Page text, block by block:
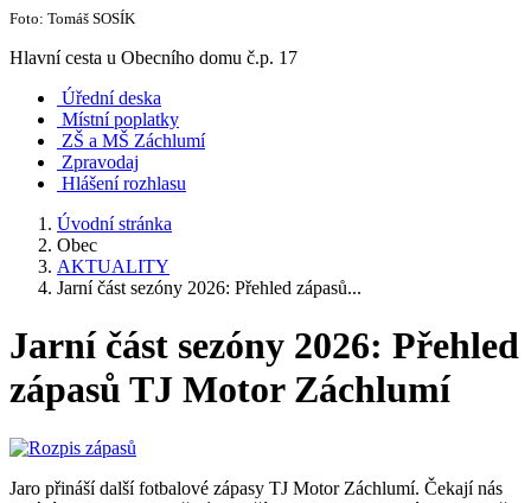
Foto: Tomáš SOSÍK
Hlavní cesta u Obecního domu č.p. 17
Úřední deska
Místní poplatky
ZŠ a MŠ Záchlumí
Zpravodaj
Hlášení rozhlasu
Úvodní stránka
Obec
AKTUALITY
Jarní část sezóny 2026: Přehled zápasů...
Jarní část sezóny 2026: Přehled
zápasů TJ Motor Záchlumí
Jaro přináší další fotbalové zápasy TJ Motor Záchlumí. Čekají nás